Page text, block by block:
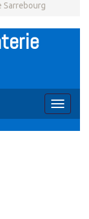
Sarrebourg
Toggle